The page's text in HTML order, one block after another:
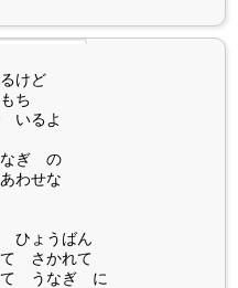
けど
ち
るよ
ぎ の
わせな
ょうばん
さかれて
うなぎ に